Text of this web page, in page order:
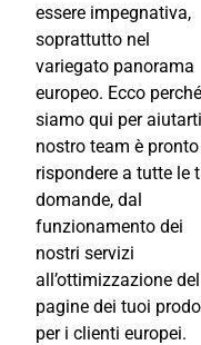
essere impegnativa,
soprattutto nel
variegato panorama
europeo. Ecco perché
siamo qui per
nostro team è
rispondere a tutte le
domande, dal
funzionamento dei
nostri servizi
all’ottimizzazione
pagine dei tuoi
per i clienti europei.